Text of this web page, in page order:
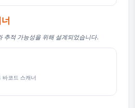
추적 가능성을 위해 설계되었습니다.
바코드 스캐너